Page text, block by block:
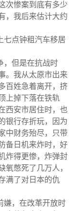
次惨案到底有多少
，我后来估计大约
七点钟租汽车移居
，但是在抗战时
。我从太原市出来
百姓急着离开，挤
上掉下落在铁轨
西安市居住时，也
银行存折玩，因为
中财务殆尽，只带
备日机来炸时，好
炸得更惨，炸弹封
氧憋死了几万人，
满了对日本的仇
嫌，在改革开放时